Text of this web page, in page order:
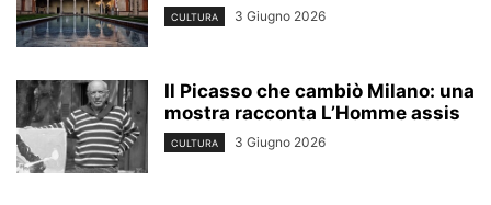
CULTURA 3 Giugno 2026
Il Picasso che cambiò Milano: una
mostra racconta L’Homme assis
CULTURA 3 Giugno 2026